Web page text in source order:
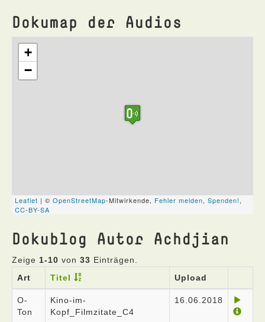
Dokumap der Audios
Dokublog Autor Achdjian
Zeige 1-10 von 33 Einträgen.
Art
Titel Upload
O-
Ton
Kino-im-
Kopf_Filmzitate_C4
16.06.2018